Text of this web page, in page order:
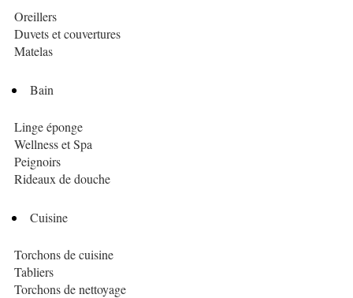
Oreillers
Duvets et couvertures
Matelas
Bain
Linge éponge
Wellness et Spa
Peignoirs
Rideaux de douche
Cuisine
Torchons de cuisine
Tabliers
Torchons de nettoyage